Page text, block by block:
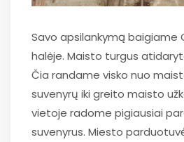
Savo apsilankymą baigiame
halėje. Maisto turgus
Čia randame visko nuo
suvenyrų iki greito maisto
vietoje radome pigiausiai
suvenyrus. Miesto